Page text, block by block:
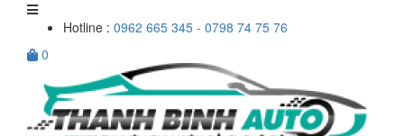
Hotline : 0962 665 345 - 0798 74 75 76
0